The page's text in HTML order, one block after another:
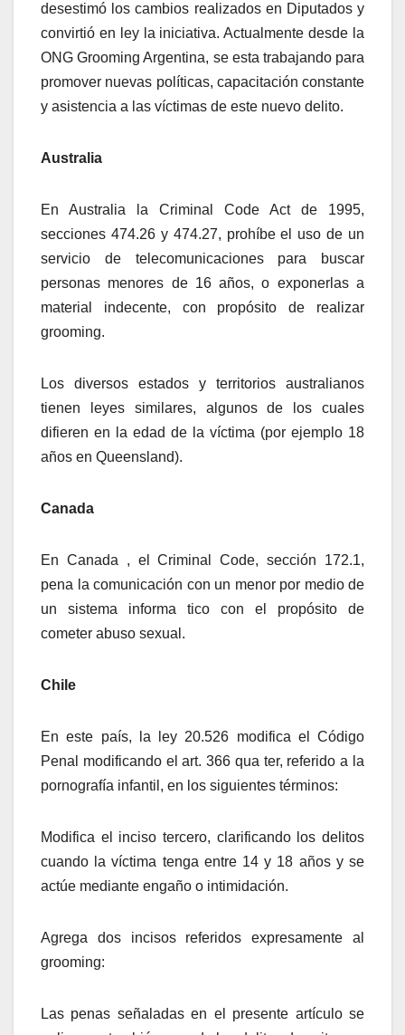
desestimó los cambios realizados en Diputados y
convirtió en ley la iniciativa. Actualmente desde la
ONG Grooming Argentina, se esta trabajando para
promover nuevas políticas, capacitación constante
y asistencia a las víctimas de este nuevo delito.
Australia
En Australia la Criminal Code Act de 1995,
secciones 474.26 y 474.27, prohíbe el uso de un
servicio de telecomunicaciones para buscar
personas menores de 16 años, o exponerlas a
material indecente, con propósito de realizar
grooming.
Los diversos estados y territorios australianos
tienen leyes similares, algunos de los cuales
difieren en la edad de la víctima (por ejemplo 18
años en Queensland).
Canada
En Canada , el Criminal Code, sección 172.1,
pena la comunicación con un menor por medio de
un sistema informa tico con el propósito de
cometer abuso sexual.
Chile
En este país, la ley 20.526 modifica el Código
Penal modificando el art. 366 qua ter, referido a la
pornografía infantil, en los siguientes términos:
Modifica el inciso tercero, clarificando los delitos
cuando la víctima tenga entre 14 y 18 años y se
actúe mediante engaño o intimidación.
Agrega dos incisos referidos expresamente al
grooming:
Las penas señaladas en el presente artículo se